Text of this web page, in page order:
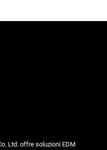
Ltd. offre soluzioni EDM